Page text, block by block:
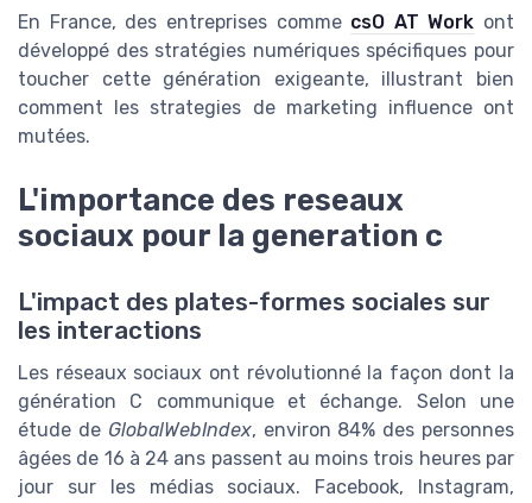
En France, des entreprises comme csO AT Work ont
développé des stratégies numériques spécifiques pour
toucher cette génération exigeante, illustrant bien
comment les strategies de marketing influence ont
mutées.
L'importance des reseaux
sociaux pour la generation c
L'impact des plates-formes sociales sur
les interactions
Les réseaux sociaux ont révolutionné la façon dont la
génération C communique et échange. Selon une
étude de GlobalWebIndex, environ 84% des personnes
âgées de 16 à 24 ans passent au moins trois heures par
jour sur les médias sociaux. Facebook, Instagram,